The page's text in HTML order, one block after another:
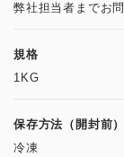
弊社担当者までお
規格
1KG
保存方法（開封前）
冷凍